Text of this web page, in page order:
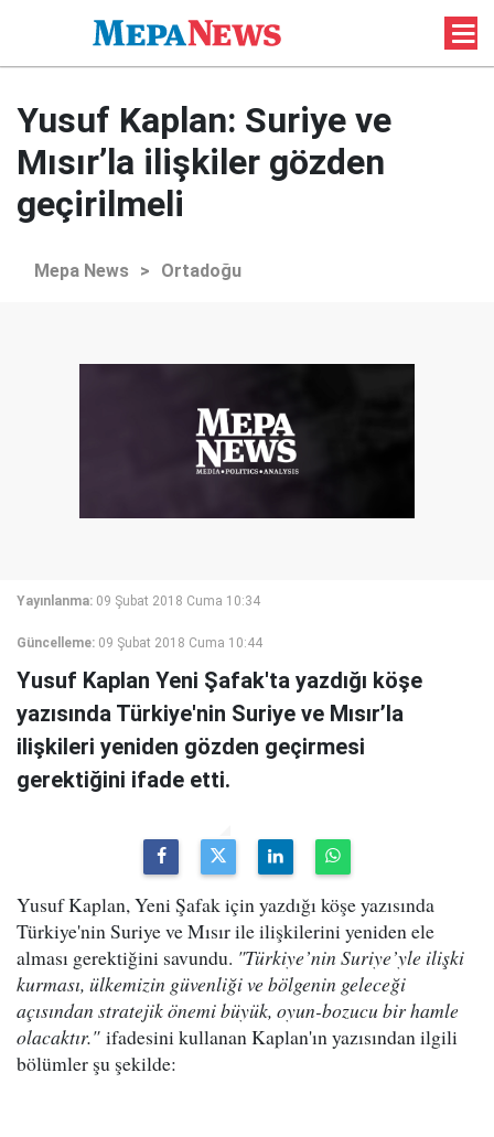
Yusuf Kaplan: Suriye ve
Mısır’la ilişkiler gözden
geçirilmeli
Mepa News > Ortadoğu
Yayınlanma: 09 Şubat 2018 Cuma 10:34
Güncelleme: 09 Şubat 2018 Cuma 10:44
Yusuf Kaplan Yeni Şafak'ta yazdığı köşe
yazısında Türkiye'nin Suriye ve Mısır’la
ilişkileri yeniden gözden geçirmesi
gerektiğini ifade etti.
Yusuf Kaplan, Yeni Şafak için yazdığı köşe yazısında
Türkiye'nin Suriye ve Mısır ile ilişkilerini yeniden ele
alması gerektiğini savundu. "Türkiye’nin Suriye’yle ilişki
kurması, ülkemizin güvenliği ve bölgenin geleceği
açısından stratejik önemi büyük, oyun-bozucu bir hamle
olacaktır." ifadesini kullanan Kaplan'ın yazısından ilgili
bölümler şu şekilde: